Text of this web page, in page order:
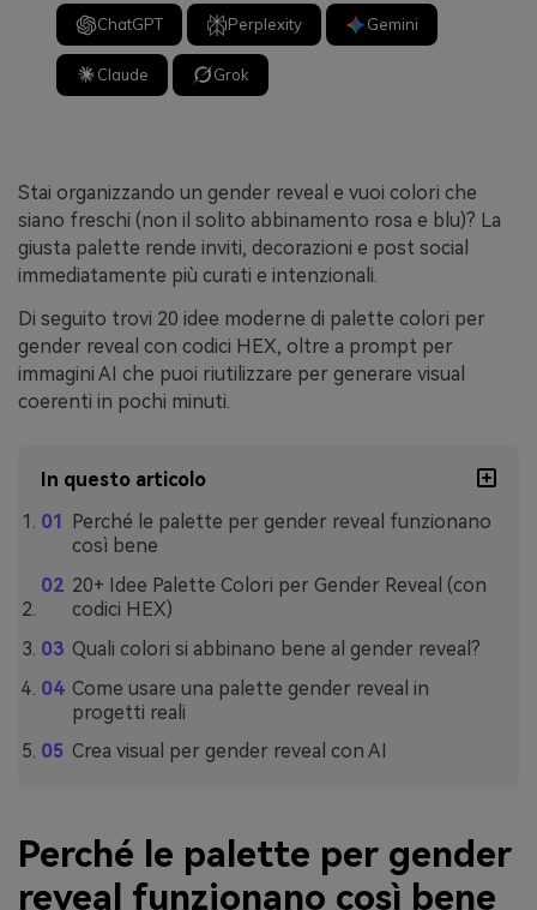
ChatGPT Perplexity Gemini
Claude Grok
Stai organizzando un gender reveal e vuoi colori che
siano freschi (non il solito abbinamento rosa e blu)? La
giusta palette rende inviti, decorazioni e post social
immediatamente più curati e intenzionali.
Di seguito trovi 20 idee moderne di palette colori per
gender reveal con codici HEX, oltre a prompt per
immagini AI che puoi riutilizzare per generare visual
coerenti in pochi minuti.
In questo articolo
Perché le palette per gender reveal funzionano
così bene
20+ Idee Palette Colori per Gender Reveal (con
codici HEX)
Quali colori si abbinano bene al gender reveal?
Come usare una palette gender reveal in
progetti reali
Crea visual per gender reveal con AI
Perché le palette per gender
reveal funzionano così bene